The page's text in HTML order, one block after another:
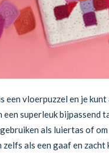
een vloerpuzzel en je kunt
een superleuk bijpassend
als luiertas of
zelfs als een gaaf en zacht